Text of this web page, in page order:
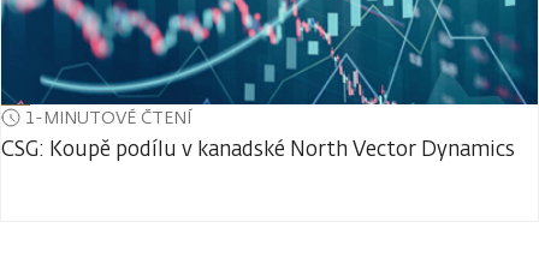
1-MINUTOVÉ ČTENÍ
CSG: Koupě podílu v kanadské North Vector Dynamics